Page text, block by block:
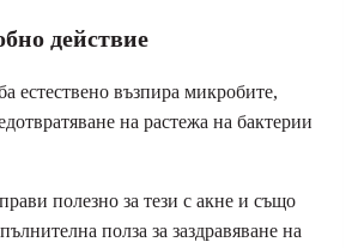
действие
естествено възпира микробите,
на растежа на бактерии
полезно за тези с акне и също
полза за заздравяване на